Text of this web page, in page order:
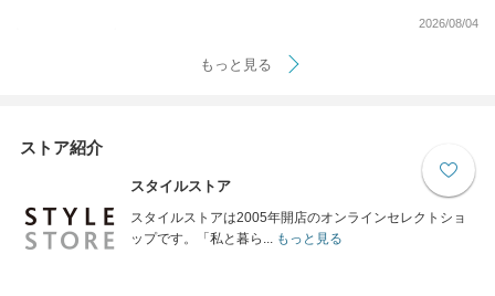
2026/08/04
もっと見る
ストア紹介
スタイルストア
スタイルストアは2005年開店のオンラインセレクトショ
ップです。「私と暮ら...もっと見る